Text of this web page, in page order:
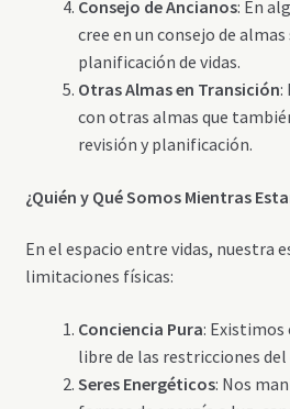
Consejo de Ancianos: En
cree en un consejo de
planificación de vidas.
Otras Almas en Transición:
con otras almas que
revisión y planificación.
¿Quién y Qué Somos Mientras
En el espacio entre vidas, nuestra
limitaciones físicas:
Conciencia Pura: Existimos
libre de las restricciones
Seres Energéticos: Nos